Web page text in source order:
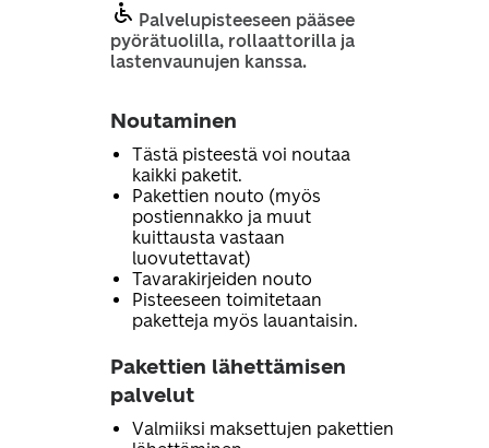
Palvelupisteeseen pääsee
pyörätuolilla, rollaattorilla ja
lastenvaunujen kanssa.
Noutaminen
Tästä pisteestä voi noutaa
kaikki paketit.
Pakettien nouto (myös
postiennakko ja muut
kuittausta vastaan
luovutettavat)
Tavarakirjeiden nouto
Pisteeseen toimitetaan
paketteja myös lauantaisin.
Pakettien lähettämisen
palvelut
Valmiiksi maksettujen pakettien